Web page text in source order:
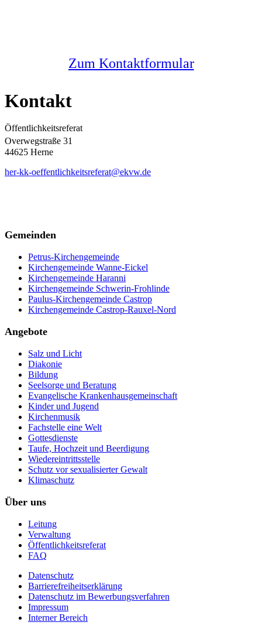
Zum Kontaktformular
Kontakt
Öffentlichkeitsreferat
Overwegstraße 31
44625 Herne
her-kk-oeffentlichkeitsreferat@ekvw.de
Gemeinden
Petrus-Kirchengemeinde
Kirchengemeinde Wanne-Eickel
Kirchengemeinde Haranni
Kirchengemeinde Schwerin-Frohlinde
Paulus-Kirchengemeinde Castrop
Kirchengemeinde Castrop-Rauxel-Nord
Angebote
Salz und Licht
Diakonie
Bildung
Seelsorge und Beratung
Evangelische Krankenhausgemeinschaft
Kinder und Jugend
Kirchenmusik
Fachstelle eine Welt
Gottesdienste
Taufe, Hochzeit und Beerdigung
Wiedereintrittsstelle
Schutz vor sexualisierter Gewalt
Klimaschutz
Über uns
Leitung
Verwaltung
Öffentlichkeitsreferat
FAQ
Datenschutz
Barrierefreiheitserklärung
Datenschutz im Bewerbungsverfahren
Impressum
Interner Bereich